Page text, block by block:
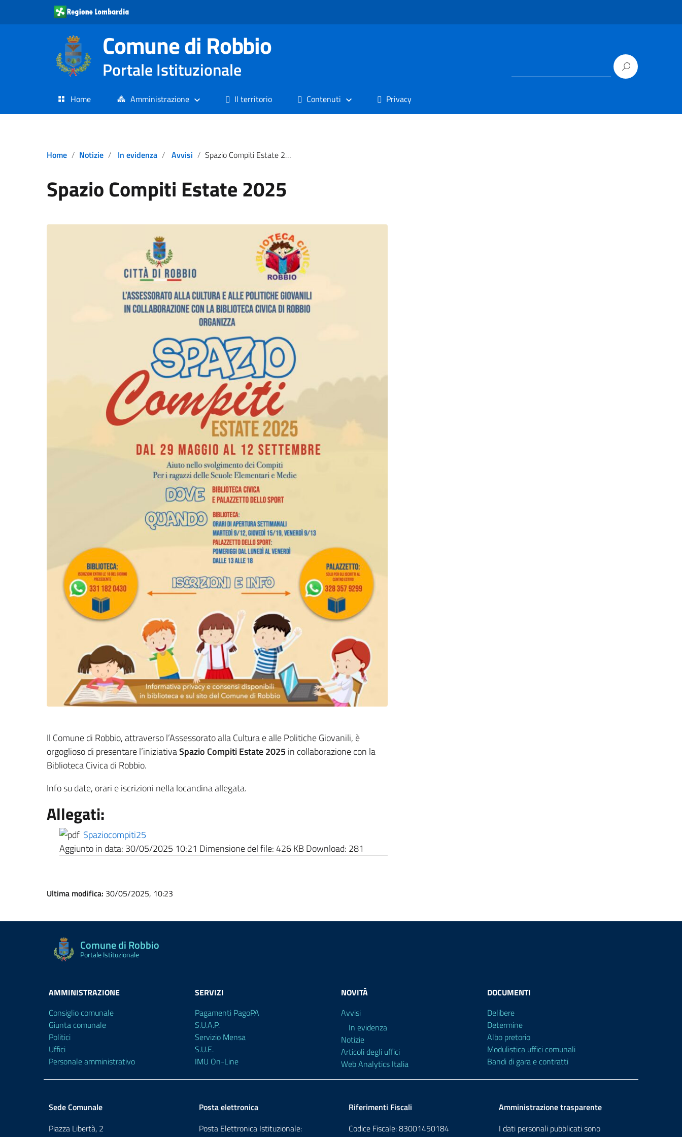
Comune di Robbio
Portale Istituzionale
Home Amministrazione Il territorio Contenuti Privacy
Home Notizie In evidenza Avvisi Spazio Compiti Estate 2025
Spazio Compiti Estate 2025
Il Comune di Robbio, attraverso l’Assessorato alla Cultura e alle Politiche Giovanili, è
orgoglioso di presentare l’iniziativaSpazio Compiti Estate 2025 in collaborazione con la
Biblioteca Civica di Robbio.
Info su date, orari e iscrizioni nella locandina allegata.
Allegati:
Spaziocompiti25
Aggiunto in data: 30/05/2025 10:21 Dimensione del file:426 KB Download: 281
Ultima modifica: 30/05/2025, 10:23
Comune di Robbio
Portale Istituzionale
AMMINISTRAZIONE
Consiglio comunale
Giunta comunale
Politici
Uffici
Personale amministrativo
SERVIZI
Pagamenti PagoPA
S.U.A.P.
Servizio Mensa
S.U.E.
IMU On-Line
NOVITÀ
Avvisi
In evidenza
Notizie
Articoli degli uffici
Web Analytics Italia
DOCUMENTI
Delibere
Determine
Albo pretorio
Modulistica uffici comunali
Bandi di gara e contratti
Sede Comunale
Piazza Libertà, 2
Posta elettronica
Posta Elettronica Istituzionale:
Riferimenti Fiscali
Codice Fiscale: 83001450184
Amministrazione trasparente
I dati personali pubblicati sono